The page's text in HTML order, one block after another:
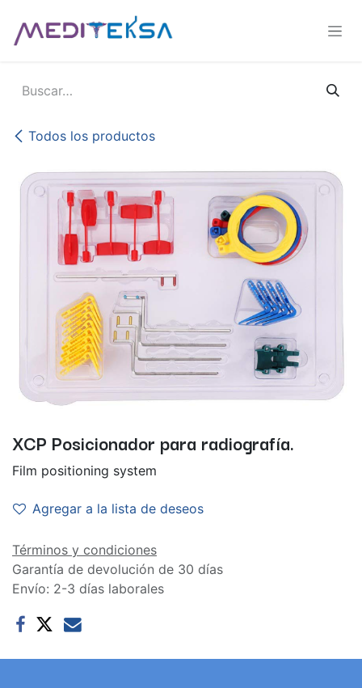
Todos los productos
XCP Posicionador para radiografía.
Film positioning system
Agregar a la lista de deseos
Términos y condiciones
Garantía de devolución de 30 días
Envío: 2-3 días laborales